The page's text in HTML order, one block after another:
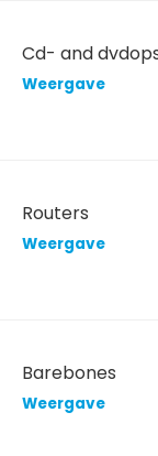
Cd- and
Weergave
Routers
Weergave
Barebones
Weergave